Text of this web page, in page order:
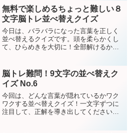
15問です。第1問どくがっいぶヒント：観
光案内------...
無料で楽しめるちょっと難しい８
文字脳トレ並べ替えクイズ
今日は、バラバラになった言葉を正しく
並べ替えるクイズです。頭を柔らかくし
て、ひらめきを大切に！全部解けるかチ
字の言葉を並べ替えて意味のある言葉に
直して下さい第1問すっく...
脳トレ難問！9文字の並べ替えク
イズ No.6
今回は、どんな言葉が隠れているかワク
ワクする並べ替えクイズ！一文字ずつに
注目して、正解を導き出してください。